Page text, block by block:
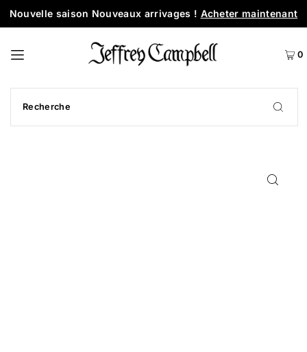
Nouvelle saison Nouveaux arrivages ! Acheter maintenant
0